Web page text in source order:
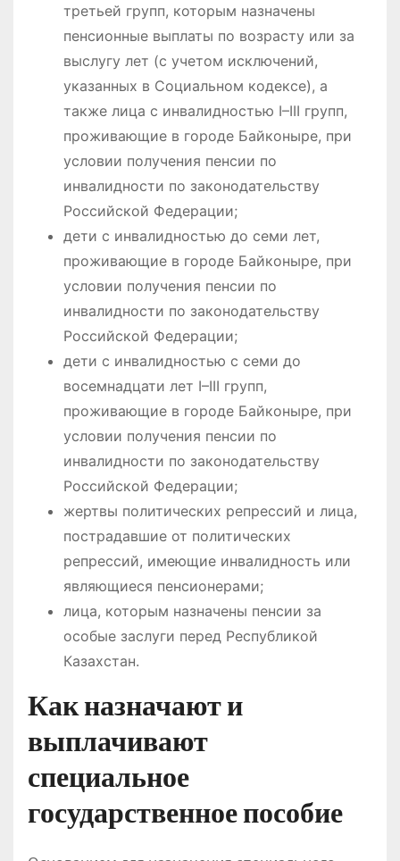
третьей групп, которым назначены
пенсионные выплаты по возрасту или за
выслугу лет (с учетом исключений,
указанных в Социальном кодексе), а
также лица с инвалидностью I–III групп,
проживающие в городе Байконыре, при
условии получения пенсии по
инвалидности по законодательству
Российской Федерации;
дети с инвалидностью до семи лет,
проживающие в городе Байконыре, при
условии получения пенсии по
инвалидности по законодательству
Российской Федерации;
дети с инвалидностью с семи до
восемнадцати лет I–III групп,
проживающие в городе Байконыре, при
условии получения пенсии по
инвалидности по законодательству
Российской Федерации;
жертвы политических репрессий и лица,
пострадавшие от политических
репрессий, имеющие инвалидность или
являющиеся пенсионерами;
лица, которым назначены пенсии за
особые заслуги перед Республикой
Казахстан.
Как назначают и
выплачивают
специальное
государственное пособие